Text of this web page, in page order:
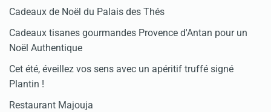
Cadeaux de Noël du Palais des Thés
Cadeaux tisanes gourmandes Provence d'Antan pour un
Noël Authentique
Cet été, éveillez vos sens avec un apéritif truffé signé
Plantin !
Restaurant Majouja